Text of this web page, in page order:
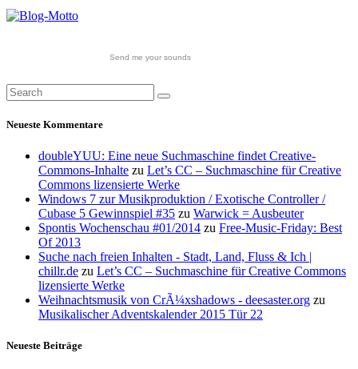
Send me your sounds
Neueste Kommentare
doubleYUU: Eine neue Suchmaschine findet Creative-
Commons-Inhalte zu Let’s CC – Suchmaschine für Creative
Commons lizensierte Werke
Windows 7 zur Musikproduktion / Exotische Controller /
Cubase 5 Gewinnspiel #35 zu Warwick = Ausbeuter
Spontis Wochenschau #01/2014 zu Free-Music-Friday: Best
Of 2013
Suche nach freien Inhalten - Stadt, Land, Fluss & Ich |
chillr.de zu Let’s CC – Suchmaschine für Creative Commons
lizensierte Werke
Weihnachtsmusik von CrÃ¼xshadows - deesaster.org zu
Musikalischer Adventskalender 2015 Tür 22
Neueste Beiträge